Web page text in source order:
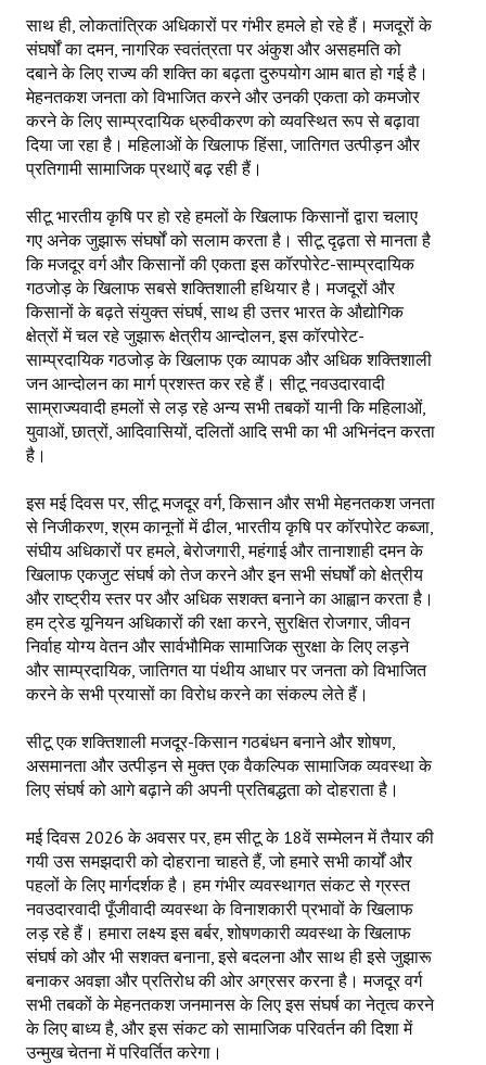
साथ ही, लोकतांत्रिक अधिकारों पर गंभीर हमले हो रहे हैं। मजदूरों के
संघर्षों का दमन, नागरिक स्वतंत्रता पर अंकुश और असहमति को
दबाने के लिए राज्य की शक्ति का बढ़ता दुरुपयोग आम बात हो गई है।
मेहनतकश जनता को विभाजित करने और उनकी एकता को कमजोर
करने के लिए साम्प्रदायिक ध्रुवीकरण को व्यवस्थित रूप से बढ़ावा
दिया जा रहा है। महिलाओं के खिलाफ हिंसा, जातिगत उत्पीड़न और
प्रतिगामी सामाजिक प्रथाऐं बढ़ रही हैं।
सीटू भारतीय कृषि पर हो रहे हमलों के खिलाफ किसानों द्वारा चलाए
गए अनेक जुझारू संघर्षों को सलाम करता है। सीटू दृढ़ता से मानता है
कि मजदूर वर्ग और किसानों की एकता इस कॉरपोरेट-साम्प्रदायिक
गठजोड़ के खिलाफ सबसे शक्तिशाली हथियार है। मजदूरों और
किसानों के बढ़ते संयुक्त संघर्ष, साथ ही उत्तर भारत के औद्योगिक
क्षेत्रों में चल रहे जुझारू क्षेत्रीय आन्दोलन, इस कॉरपोरेट-
साम्प्रदायिक गठजोड़ के खिलाफ एक व्यापक और अधिक शक्तिशाली
जन आन्दोलन का मार्ग प्रशस्त कर रहे हैं। सीटू नवउदारवादी
साम्राज्यवादी हमलों से लड़ रहे अन्य सभी तबकों यानी कि महिलाओं,
युवाओं, छात्रों, आदिवासियों, दलितों आदि सभी का भी अभिनंदन करता
है।
इस मई दिवस पर, सीटू मजदूर वर्ग, किसान और सभी मेहनतकश जनता
से निजीकरण, श्रम कानूनों में ढील, भारतीय कृषि पर कॉरपोरेट कब्जा,
संघीय अधिकारों पर हमले, बेरोजगारी, महंगाई और तानाशाही दमन के
खिलाफ एकजुट संघर्ष को तेज करने और इन सभी संघर्षों को क्षेत्रीय
और राष्ट्रीय स्तर पर और अधिक सशक्त बनाने का आह्वान करता है।
हम ट्रेड यूनियन अधिकारों की रक्षा करने, सुरक्षित रोजगार, जीवन
निर्वाह योग्य वेतन और सार्वभौमिक सामाजिक सुरक्षा के लिए लड़ने
और साम्प्रदायिक, जातिगत या पंथीय आधार पर जनता को विभाजित
करने के सभी प्रयासों का विरोध करने का संकल्प लेते हैं।
सीटू एक शक्तिशाली मजदूर-किसान गठबंधन बनाने और शोषण,
असमानता और उत्पीड़न से मुक्त एक वैकल्पिक सामाजिक व्यवस्था के
लिए संघर्ष को आगे बढ़ाने की अपनी प्रतिबद्धता को दोहराता है।
मई दिवस 2026 के अवसर पर, हम सीटू के 18वें सम्मेलन में तैयार की
गयी उस समझदारी को दोहराना चाहते हैं, जो हमारे सभी कार्यों और
पहलों के लिए मार्गदर्शक है। हम गंभीर व्यवस्थागत संकट से ग्रस्त
नवउदारवादी पूँजीवादी व्यवस्था के विनाशकारी प्रभावों के खिलाफ
लड़ रहे हैं। हमारा लक्ष्य इस बर्बर, शोषणकारी व्यवस्था के खिलाफ
संघर्ष को और भी सशक्त बनाना, इसे बदलना और साथ ही इसे जुझारू
बनाकर अवज्ञा और प्रतिरोध की ओर अग्रसर करना है। मजदूर वर्ग
सभी तबकों के मेहनतकश जनमानस के लिए इस संघर्ष का नेतृत्व करने
के लिए बाध्य है, और इस संकट को सामाजिक परिवर्तन की दिशा में
उन्मुख चेतना में परिवर्तित करेगा।